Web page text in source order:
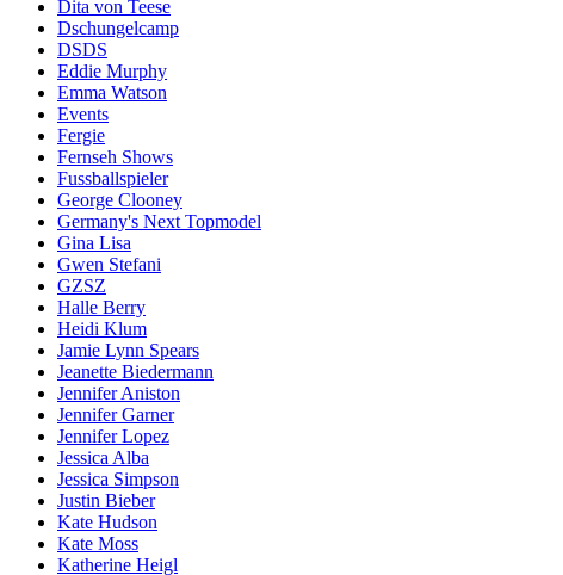
Dita von Teese
Dschungelcamp
DSDS
Eddie Murphy
Emma Watson
Events
Fergie
Fernseh Shows
Fussballspieler
George Clooney
Germany's Next Topmodel
Gina Lisa
Gwen Stefani
GZSZ
Halle Berry
Heidi Klum
Jamie Lynn Spears
Jeanette Biedermann
Jennifer Aniston
Jennifer Garner
Jennifer Lopez
Jessica Alba
Jessica Simpson
Justin Bieber
Kate Hudson
Kate Moss
Katherine Heigl